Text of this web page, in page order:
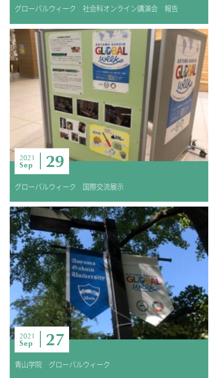
グローバルウィーク 社会科オンライン講演会 報告
2021
Sep 29
グローバルウィーク 国際交流展示
2021
Sep 27
青山学院 グローバルウィーク